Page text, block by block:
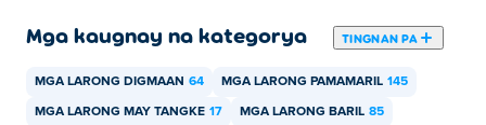
Mga kaugnay na kategorya TINGNAN PA
MGA LARONG DIGMAAN 64 MGA LARONG PAMAMARIL 145
MGA LARONG MAY TANGKE 17 MGA LARONG BARIL 85